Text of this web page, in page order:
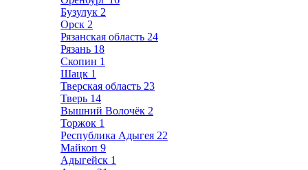
Бузулук 2
Орск 2
Рязанская область 24
Рязань 18
Скопин 1
Шацк 1
Тверская область 23
Тверь 14
Вышний Волочёк 2
Торжок 1
Республика Адыгея 22
Майкоп 9
Адыгейск 1